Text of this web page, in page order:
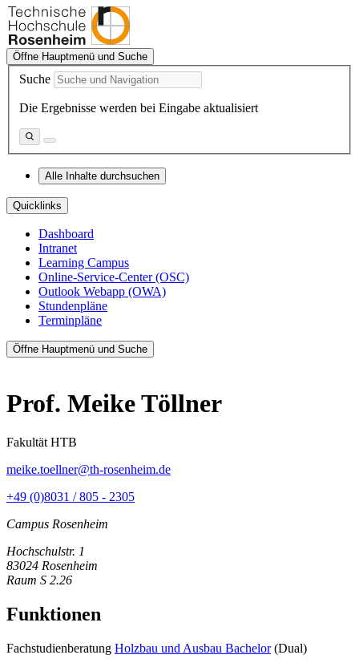
Öffne Hauptmenü und Suche
Suche
Die Ergebnisse werden bei Eingabe aktualisiert
Alle Inhalte durchsuchen
Quicklinks
Dashboard
Intranet
Learning Campus
Online-Service-Center (OSC)
Outlook Webapp (OWA)
Stundenpläne
Terminpläne
Öffne Hauptmenü und Suche
Prof. Meike Töllner
Fakultät HTB
meike.toellner@th-rosenheim.de
+49 (0)8031 / 805 - 2305
Campus Rosenheim
Hochschulstr. 1
83024 Rosenheim
Raum S 2.26
Funktionen
Fachstudienberatung Holzbau und Ausbau Bachelor(Dual)